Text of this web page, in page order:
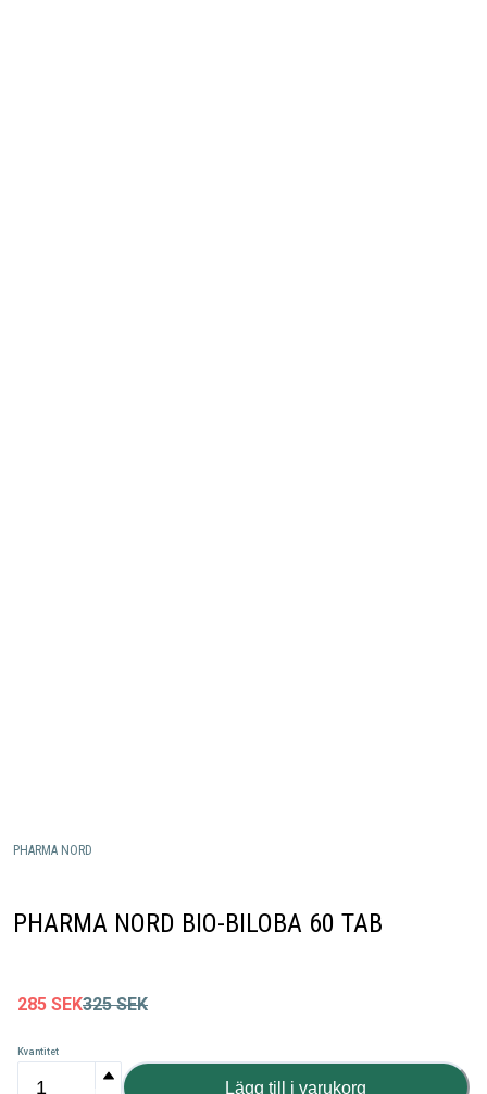
PHARMA NORD
PHARMA NORD BIO-BILOBA 60 TAB
285 SEK325 SEK
Kvantitet
Lägg till i varukorg